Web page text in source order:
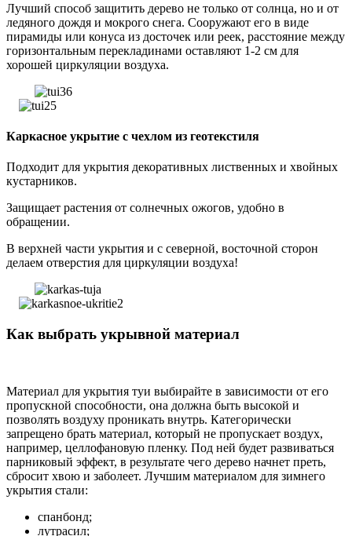
Лучший способ защитить дерево не только от солнца, но и от
ледяного дождя и мокрого снега. Сооружают его в виде
пирамиды или конуса из досточек или реек, расстояние между
горизонтальным перекладинами оставляют 1-2 см для
хорошей циркуляции воздуха.
Каркасное укрытие с чехлом из геотекстиля
Подходит для укрытия декоративных лиственных и хвойных
кустарников.
Защищает растения от солнечных ожогов, удобно в
обращении.
В верхней части укрытия и с северной, восточной сторон
делаем отверстия для циркуляции воздуха!
Как выбрать укрывной материал
Материал для укрытия туи выбирайте в зависимости от его
пропускной способности, она должна быть высокой и
позволять воздуху проникать внутрь. Категорически
запрещено брать материал, который не пропускает воздух,
например, целлофановую пленку. Под ней будет развиваться
парниковый эффект, в результате чего дерево начнет преть,
сбросит хвою и заболеет. Лучшим материалом для зимнего
укрытия стали:
спанбонд;
лутрасил;